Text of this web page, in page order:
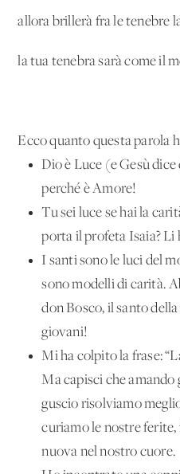
allora brillerà fra le tenebre
la tua tenebra sarà come il
Ecco quanto questa parola
Dio è Luce (e Gesù
perché è Amore!
Tu sei luce se hai la
porta il profeta Isaia?
I santi sono le luci del
sono modelli di carità.
don Bosco, il santo
giovani!
Mi ha colpito la frase:
Ma capisci che
guscio risolviamo
curiamo le nostre
nuova nel nostro cuore.